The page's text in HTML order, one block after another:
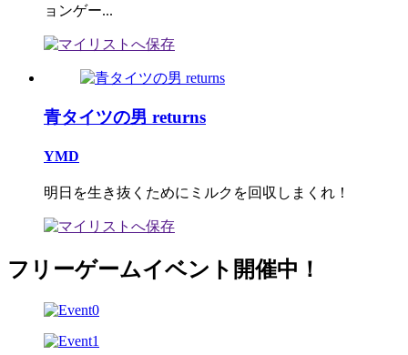
ョンゲー...
青タイツの男 returns
YMD
明日を生き抜くためにミルクを回収しまくれ！
フリーゲームイベント開催中！